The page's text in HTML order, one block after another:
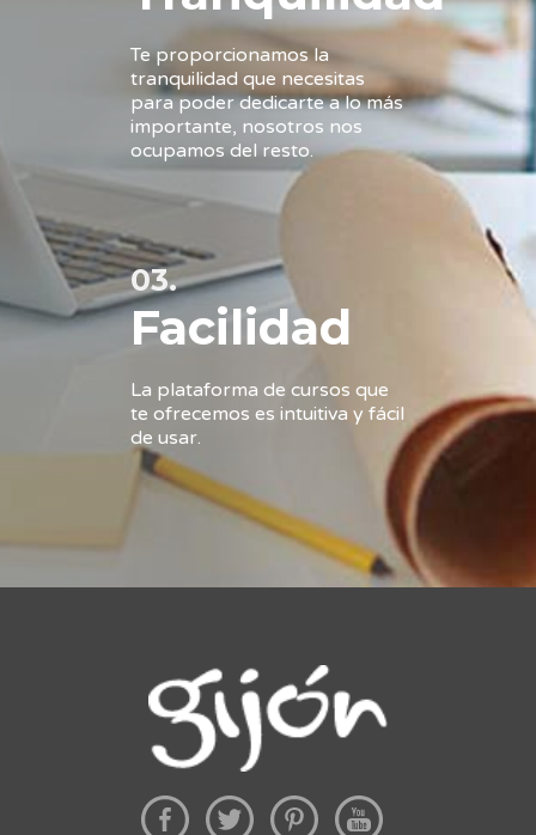
Te proporcionamos la
tranquilidad que necesitas
para poder dedicarte a lo más
importante, nosotros nos
ocupamos del resto.
03.
Facilidad
La plataforma de cursos que
te ofrecemos es intuitiva y fácil
de usar.